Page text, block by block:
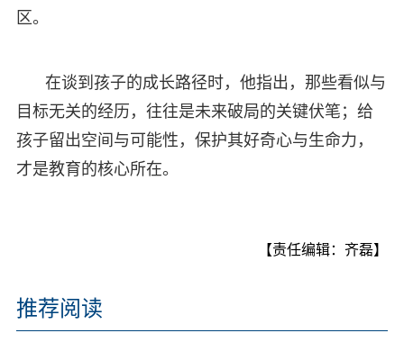
区。
在谈到孩子的成长路径时，他指出，那些看似与
目标无关的经历，往往是未来破局的关键伏笔；给
孩子留出空间与可能性，保护其好奇心与生命力，
才是教育的核心所在。
【责任编辑：齐磊】
推荐阅读